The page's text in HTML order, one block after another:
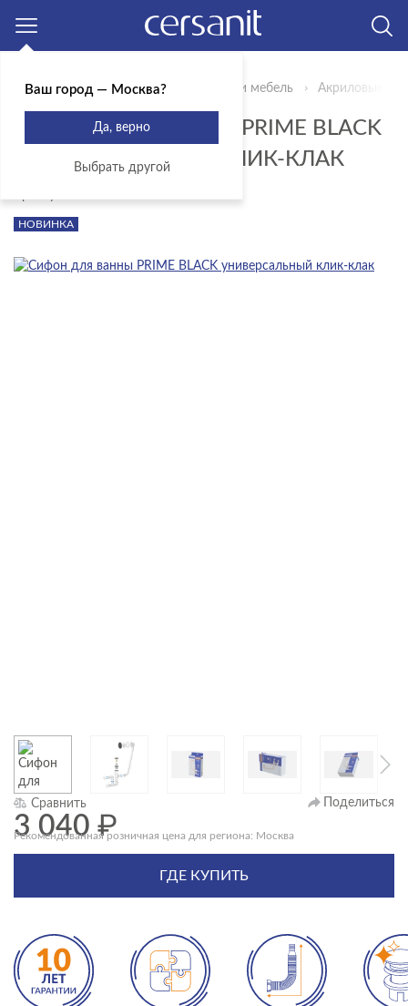
Главная Продукты Сантехника и мебель Акриловые
СИФОН ДЛЯ ВАННЫ PRIME BLACK
УНИВЕРСАЛЬНЫЙ КЛИК-КЛАК
НОВИНКА
Сравнить Поделиться
3 040₽
Рекомендованная розничная цена для региона: Москва
ГДЕ КУПИТЬ
Ваш город — Москва?
Да, верно
Выбрать другой